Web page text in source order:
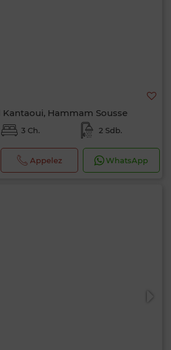
Hammam Sousse
3 Ch. 2 Sdb.
Appelez WhatsApp